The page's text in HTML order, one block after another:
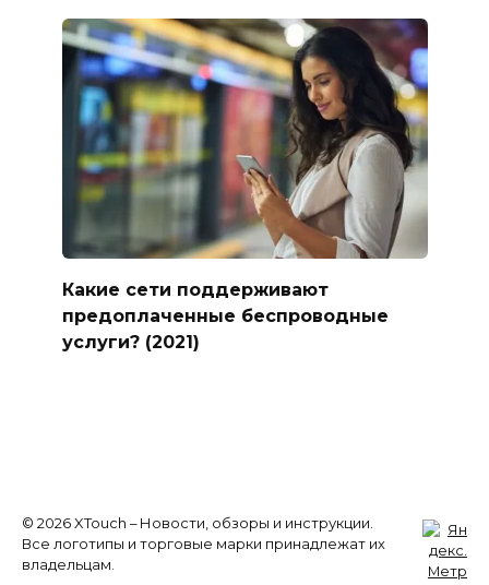
Какие сети поддерживают
предоплаченные беспроводные
услуги? (2021)
© 2026 XTouch – Новости, обзоры и инструкции.
Все логотипы и торговые марки принадлежат их
владельцам.